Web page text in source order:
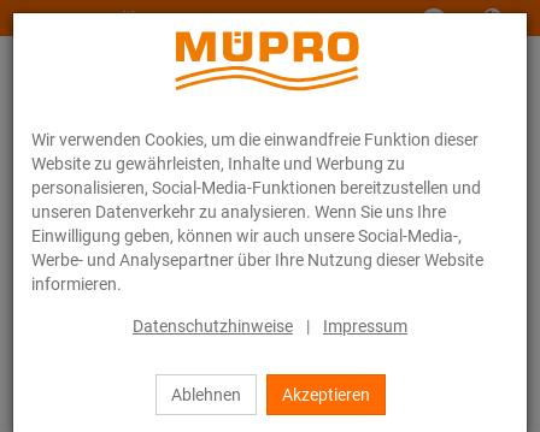
Wir verwenden Cookies, um die einwandfreie Funktion dieser
Website zu gewährleisten, Inhalte und Werbung zu
personalisieren, Social-Media-Funktionen bereitzustellen und
unseren Datenverkehr zu analysieren. Wenn Sie uns Ihre
Einwilligung geben, können wir auch unsere Social-Media-,
Werbe- und Analysepartner über Ihre Nutzung dieser Website
informieren.
Datenschutzhinweise | Impressum
Ablehnen Akzeptieren
www.muepro-maritim.com
Online-Katalog Befestigungstechnik
Rohrschellen
Foamglas-Rohrhalter